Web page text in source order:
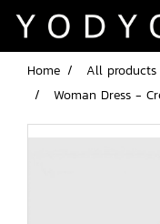
Home All products
Woman Dress -